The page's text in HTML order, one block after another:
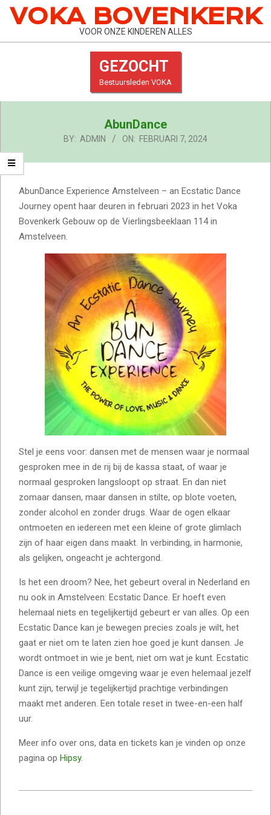
SkipVOKA BOVENKERK
VOOR ONZE KINDEREN ALLES
GEZOCHT
Bestuursleden VOKA
AbunDance
BY: ADMIN ON: FEBRUARI 7, 2024
AbunDance Experience Amstelveen – an Ecstatic Dance
Journey opent haar deuren in februari 2023 in het Voka
Bovenkerk Gebouw op de Vierlingsbeeklaan 114 in
Amstelveen.
Stel je eens voor: dansen met de mensen waar je normaal
gesproken mee in de rij bij de kassa staat, of waar je
normaal gesproken langsloopt op straat. En dan niet
zomaar dansen, maar dansen in stilte, op blote voeten,
zonder alcohol en zonder drugs. Waar de ogen elkaar
ontmoeten en iedereen met een kleine of grote glimlach
zijn of haar eigen dans maakt. In verbinding, in harmonie,
als gelijken, ongeacht je achtergond.
Is het een droom? Nee, het gebeurt overal in Nederland en
nu ook in Amstelveen: Ecstatic Dance. Er hoeft even
helemaal niets en tegelijkertijd gebeurt er van alles. Op een
Ecstatic Dance kan je bewegen precies zoals je wilt, het
gaat er niet om te laten zien hoe goed je kunt dansen. Je
wordt ontmoet in wie je bent, niet om wat je kunt. Ecstatic
Dance is een veilige omgeving waar je even helemaal jezelf
kunt zijn, terwijl je tegelijkertijd prachtige verbindingen
maakt met anderen. Een totale reset in twee-en-een half
uur.
Meer info over ons, data en tickets kan je vinden op onze
pagina op Hipsy.